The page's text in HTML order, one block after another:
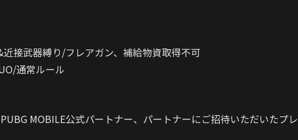
接武器縛り/フレアガン、補給物資取得不可
通常ルール
MOBILE公式パートナー、パートナーにご招待いただいたプレ